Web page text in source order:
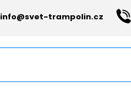
info@svet-trampolin.cz